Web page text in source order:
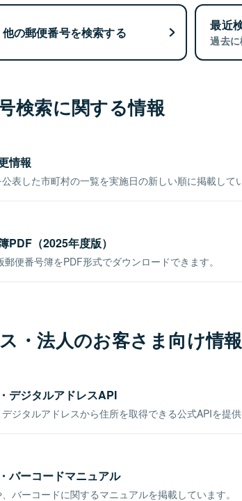
他の郵便番号を検索する 最近
過去に
検索に関する情報
情報
表した市町村の一覧を実施日の新しい順に掲載して
PDF（2025年度版）
便番号簿をPDF形式でダウンロードできます。
・法人のお客さま向け情報
デジタルアドレスAPI
ジタルアドレスから住所を取得できる公式APIを提供
バーコードマニュアル
バーコードに関するマニュアルを掲載しています。